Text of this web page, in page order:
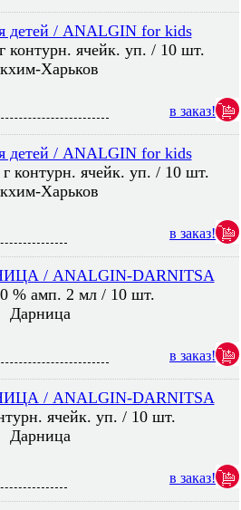
/ ANALGIN for kids
контурн. ячейк. уп. / 10 шт.
Харьков
в заказ!
/ ANALGIN for kids
контурн. ячейк. уп. / 10 шт.
Харьков
в заказ!
/ ANALGIN-DARNITSA
% амп. 2 мл / 10 шт.
Дарница
в заказ!
/ ANALGIN-DARNITSA
ячейк. уп. / 10 шт.
Дарница
в заказ!